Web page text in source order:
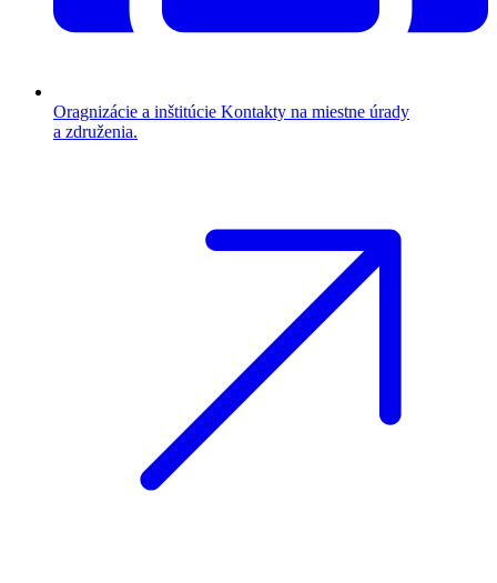
Oragnizácie a inštitúcie Kontakty na miestne úrady
a združenia.